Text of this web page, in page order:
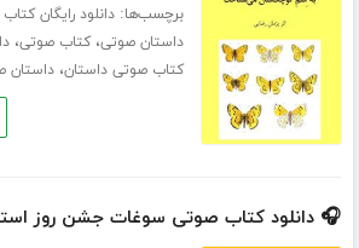
برچسب‌ها:دانلود رایگان
داستان صوتی،کتاب صوتی،
کتاب صوتی داستان،داستان
🎧 دانلود کتاب صوتی سوغات جشن روز